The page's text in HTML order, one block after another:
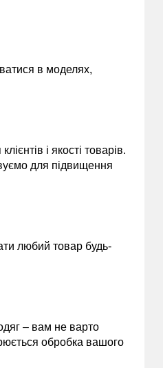
в моделях,
і якості товарів.
для підвищення
любий товар будь-
– вам не варто
обробка вашого